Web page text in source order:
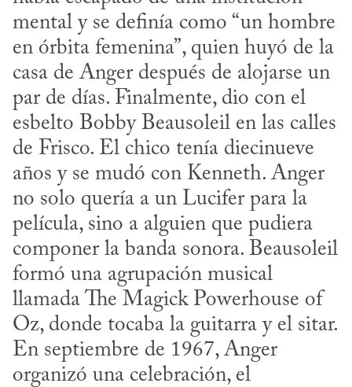
mental y se definía como “un hombre
en órbita femenina”, quien huyó de la
casa de Anger después de alojarse un
par de días. Finalmente, dio con el
esbelto Bobby Beausoleil en las calles
de Frisco. El chico tenía diecinueve
años y se mudó con Kenneth. Anger
no solo quería a un Lucifer para la
película, sino a alguien que pudiera
componer la banda sonora. Beausoleil
formó una agrupación musical
llamada The Magick Powerhouse of
Oz, donde tocaba la guitarra y el sitar.
En septiembre de 1967, Anger
organizó una celebración, el